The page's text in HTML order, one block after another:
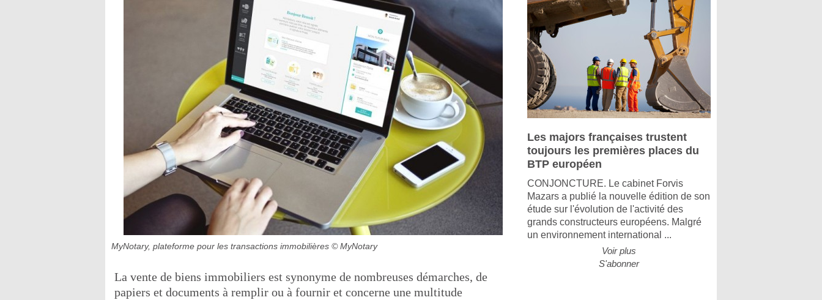
MyNotary, plateforme pour les transactions immobilières © MyNotary
La vente de biens immobiliers est synonyme de nombreuses démarches, de
papiers et documents à remplir ou à fournir et concerne une multitude
Les majors françaises trustent
toujours les premières places du
BTP européen
CONJONCTURE. Le cabinet Forvis
Mazars a publié la nouvelle édition de son
étude sur l'évolution de l'activité des
grands constructeurs européens. Malgré
un environnement international ...
Voir plus
S'abonner